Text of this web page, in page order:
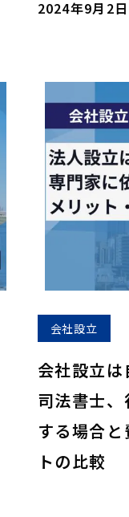
2024年9月2日
会社設立
会社設立
司法書士
する場合
トの比較